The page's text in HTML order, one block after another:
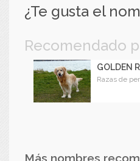
¿Te gusta el
Recomendado
GOLDEN
Razas de
Más nombres